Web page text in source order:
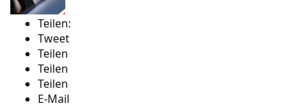
bestellen*
Teilen:
Tweet
Teilen
Teilen
Teilen
E-Mail